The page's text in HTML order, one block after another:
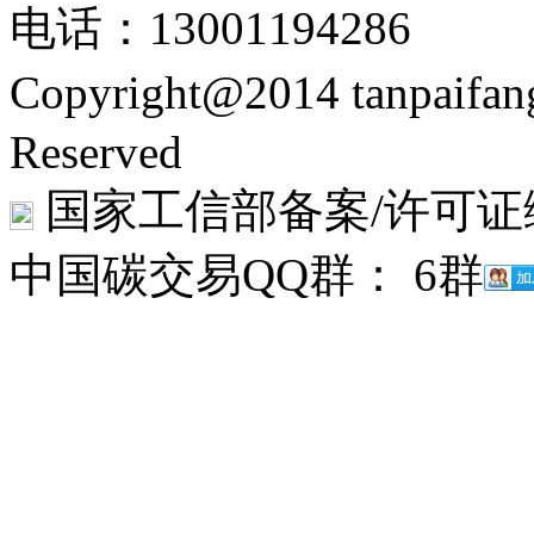
电话：13001194286
Copyright@2014
Reserved
国家工信部备案/许可
中国碳交易QQ群： 6群